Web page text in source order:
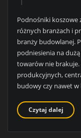
Podnośniki koszowe
różnych branżach i
branży budowlanej.
podniesienia na
towarów nie brakuje.
produkcyjnych,
budowy czy nawet
Czytaj dalej